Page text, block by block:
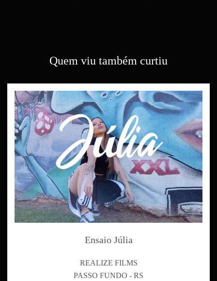
Quem viu também curtiu
Ensaio Júlia
REALIZE FILMS
PASSO FUNDO - RS